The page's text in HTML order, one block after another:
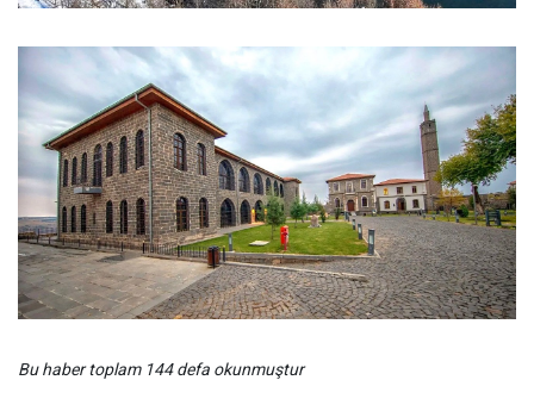
Bu haber toplam 144 defa okunmuştur